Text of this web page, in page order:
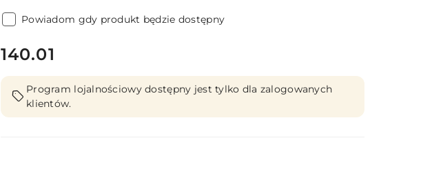
Powiadom gdy produkt będzie dostępny
cena:
140.01
Program lojalnościowy dostępny jest tylko dla zalogowanych
klientów.